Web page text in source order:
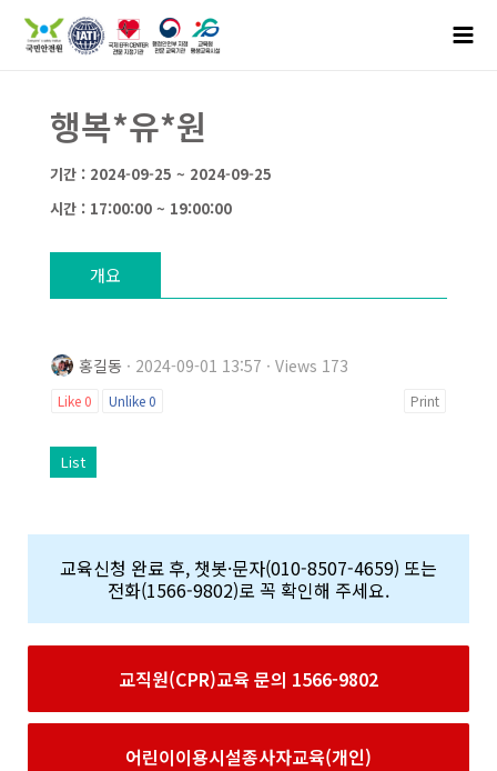
행복*유*원
기간 : 2024-09-25 ~ 2024-09-25
시간 : 17:00:00 ~ 19:00:00
개요
홍길동 · 2024-09-01 13:57 · Views 173
Like 0 Unlike0 Print
List
교육신청 완료 후, 챗봇·문자(010-8507-4659) 또는
전화(1566-9802)로 꼭 확인해 주세요.
교직원(CPR)교육 문의 1566-9802
어린이이용시설종사자교육(개인)